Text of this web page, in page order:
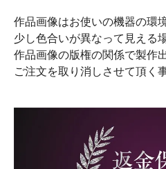
作品画像はお使いの機器の環
少し色合いが異なって見える
作品画像の版権の関係で製作
ご注文を取り消しさせて頂く